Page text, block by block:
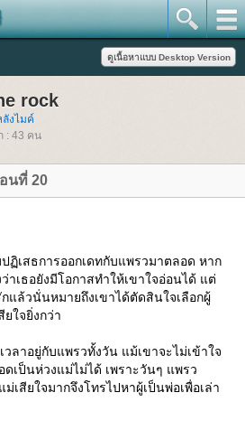
rock
งไมค์
: 43 คน
นที่ 20
เสธการออกเดทกับแพรวมาตลอด หาก
าเธอยังมีโอกาสทำให้เขาใจอ่อนได้ แต่
แล้วนั่นหมายถึงเขาได้ตัดสินใจเลือกผู้
ใจยิ่งกว่า
วลาอยู่กับแพรวทั้งวัน แม้เขาจะไม่เข้าใจ
เป็นห่วงแม่ไม่ได้ เพราะวันๆ แพรว
ม่เสียใจมากจึงโทรไปหาผู้เป็นพ่อเพื่อเล่า